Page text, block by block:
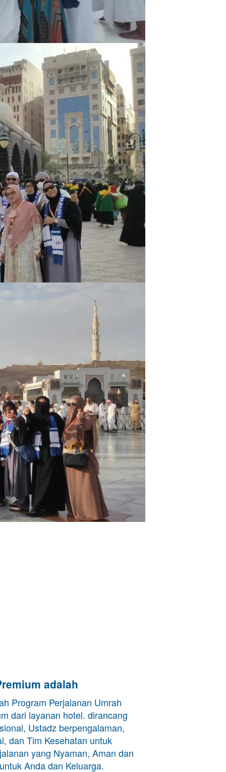
adalah
Program Perjalanan Umrah
dari layanan hotel. dirancang
Ustadz berpengalaman,
dan Tim Kesehatan untuk
yang Nyaman, Aman dan
Anda dan Keluarga.